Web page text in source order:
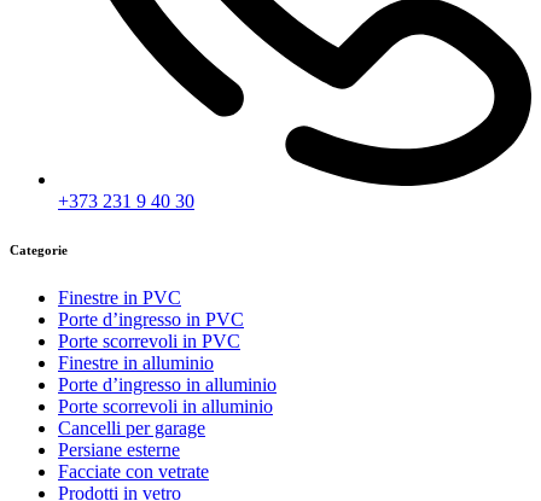
+373 231 9 40 30
Categorie
Finestre in PVC
Porte d’ingresso in PVC
Porte scorrevoli in PVC
Finestre in alluminio
Porte d’ingresso in alluminio
Porte scorrevoli in alluminio
Cancelli per garage
Persiane esterne
Facciate con vetrate
Prodotti in vetro